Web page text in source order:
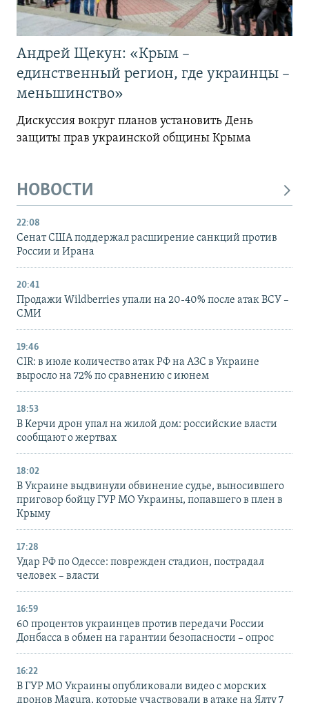
Андрей Щекун: «Крым –
единственный регион, где украинцы –
меньшинство»
Дискуссия вокруг планов установить День
защиты прав украинской общины Крыма
НОВОСТИ
22:08
Сенат США поддержал расширение санкций против
России и Ирана
20:41
Продажи Wildberries упали на 20-40% после атак ВСУ –
СМИ
19:46
CIR: в июле количество атак РФ на АЗС в Украине
выросло на 72% по сравнению с июнем
18:53
В Керчи дрон упал на жилой дом: российские власти
сообщают о жертвах
18:02
В Украине выдвинули обвинение судье, выносившего
приговор бойцу ГУР МО Украины, попавшего в плен в
Крыму
17:28
Удар РФ по Одессе: поврежден стадион, пострадал
человек – власти
16:59
60 процентов украинцев против передачи России
Донбасса в обмен на гарантии безопасности – опрос
16:22
В ГУР МО Украины опубликовали видео с морских
дронов Magura, которые участвовали в атаке на Ялту 7